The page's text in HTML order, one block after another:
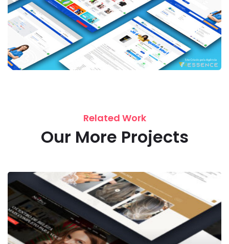
Related Work
Our More Projects